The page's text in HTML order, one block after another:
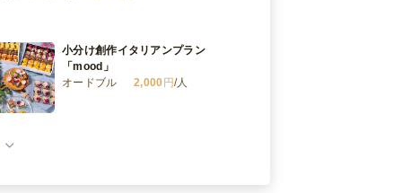
小分け創作イタリアンプラン
「mood」
オードブル
2,000 円/人